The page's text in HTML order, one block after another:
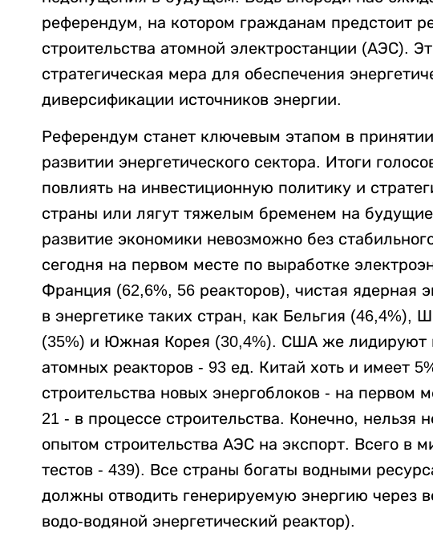
референдум, на котором гражданам предстоит
строительства атомной электростанции (АЭС).
стратегическая мера для обеспечения
диверсификации источников энергии.
Референдум станет ключевым этапом в
развитии энергетического сектора. Итоги
повлиять на инвестиционную политику и
страны или лягут тяжелым бременем на
развитие экономики невозможно без
сегодня на первом месте по выработке
Франция (62,6%, 56 реакторов), чистая ядерная
в энергетике таких стран, как Бельгия (46,4%),
(35%) и Южная Корея (30,4%). США же
атомных реакторов - 93 ед. Китай хоть и имеет
строительства новых энергоблоков - на первом
21 - в процессе строительства. Конечно, нельзя
опытом строительства АЭС на экспорт. Всего в
тестов - 439). Все страны богаты водными
должны отводить генерируемую энергию через
водо-водяной энергетический реактор).